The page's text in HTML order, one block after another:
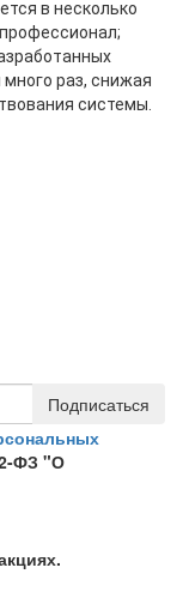
в несколько
много раз, снижая
системы.
Подписаться
ФЗ "О